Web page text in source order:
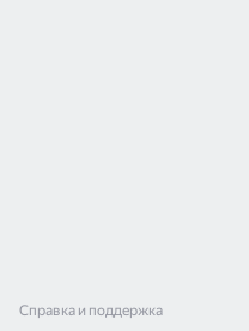
Справка и поддержка